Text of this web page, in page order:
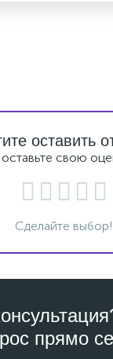
оставить
свою
Сделайте выбор!
прямо